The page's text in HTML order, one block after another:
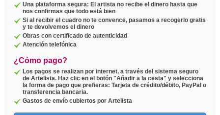
Una plataforma segura: El artista no recibe el dinero hasta que
nos confirmas que todo está bien
Si al recibir el cuadro no te convence, pasamos a recogerlo gratis
y te devolvemos el dinero
Obras con certificado de autenticidad
Atención telefónica
¿Cómo pago?
Los pagos se realizan por internet, a través del sistema seguro
de Artelista. Haz clic en el botón "Añadir a la cesta" y selecciona
la forma de pago que prefieras: Tarjeta de crédito/débito, PayPal o
transferencia bancaria.
Gastos de envío cubiertos por Artelista